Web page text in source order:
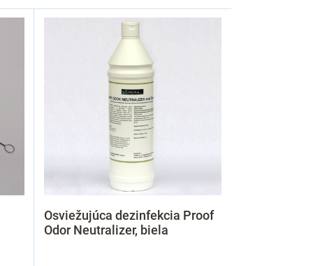
Osviežujúca dezinfekcia Proof
Odor Neutralizer, biela